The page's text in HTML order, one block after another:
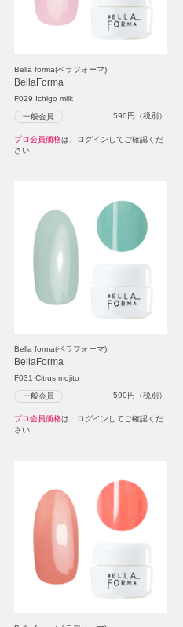
Bella forma(ベラフォーマ)
BellaForma
F029 Ichigo milk
一般会員 590円（税別）
プロ会員価格は、ログインしてご確認くだ
さい
Bella forma(ベラフォーマ)
BellaForma
F031 Citrus mojito
一般会員 590円（税別）
プロ会員価格は、ログインしてご確認くだ
さい